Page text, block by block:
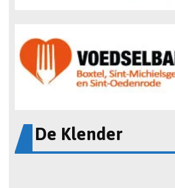
De Klender